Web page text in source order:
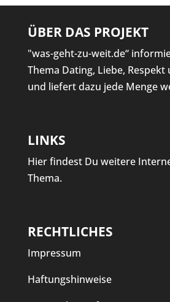
ÜBER DAS PROJEKT
"was-geht-zu-weit.de“
Thema Dating, Liebe, Respekt
und liefert dazu jede Menge
LINKS
Hier findest Du weitere
Thema.
RECHTLICHES
Impressum
Haftungshinweise